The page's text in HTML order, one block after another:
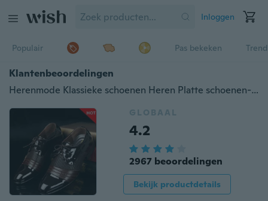
Inloggen
Populair Pas bekeken
Klantenbeoordelingen
Herenmode Klassieke schoenen Heren Platte schoenen-schoenen Luxe 2017 Heren Zakelijke Oxfords Casual schoenen Zwart / Bruin
GLOBAAL
4.2
2967 beoordelingen
Bekijk productdetails